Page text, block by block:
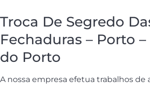
Troca De Segredo
Fechaduras – Porto
do Porto
A nossa empresa efetua trabalhos de